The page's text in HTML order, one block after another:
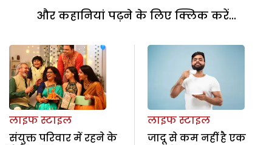
और कहानियां पढ़ने के लिए क्लिक करें...
लाइफ स्टाइल
संयुक्त परिवार में रहने के
लाइफ स्टाइल
जादू से कम नहीं है एक